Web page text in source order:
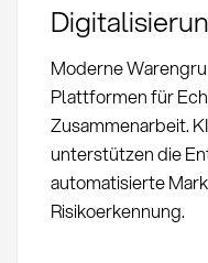
Moderne
Plattformen für
Zusammenarbeit.
unterstützen die
automatisierte
Risikoerkennung.